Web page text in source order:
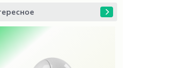
/ Мебель, интерьер, обиход /